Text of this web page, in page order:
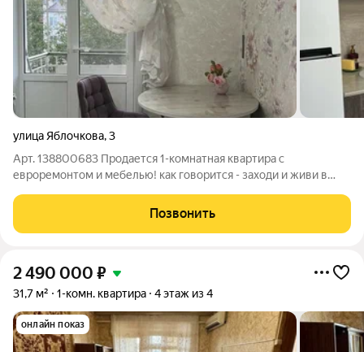
улица Яблочкова,3
Арт. 138800683 Продается 1-комнатная квартира с
евроремонтом и мебелью! как говорится - заходи и живи в
для студентов или как выгодное вложение ! Ремонт выполнен
в светлых пастельных тонах,
Позвонить
2 490 000 ₽
31,7 м² 1-комн. квартира 4 этаж из 4
онлайн показ